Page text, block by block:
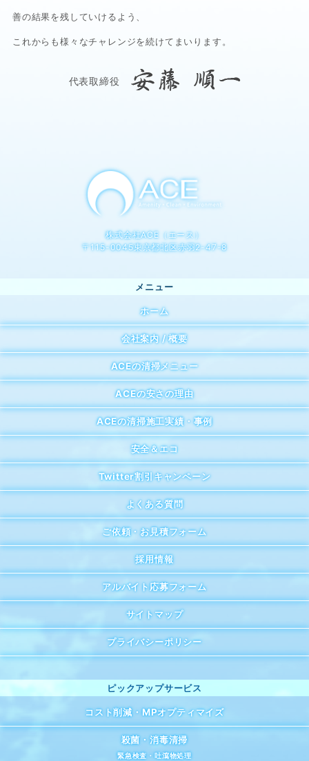
善の結果を残していけるよう、
これからも様々なチャレンジを続けてまいります。
代表取締役
株式会社ACE（エース）
〒115-0045東京都北区赤羽2-47-8
ホーム
会社案内 / 概要
ACEの清掃メニュー
ACEの安さの理由
ACEの清掃施工実績・事例
安全＆エコ
Twitter割引キャンペーン
よくある質問
ご依頼・お見積フォーム
採用情報
アルバイト応募フォーム
サイトマップ
プライバシーポリシー
コスト削減・MPオプティマイズ
殺菌・消毒清掃
緊急検査・吐瀉物処理